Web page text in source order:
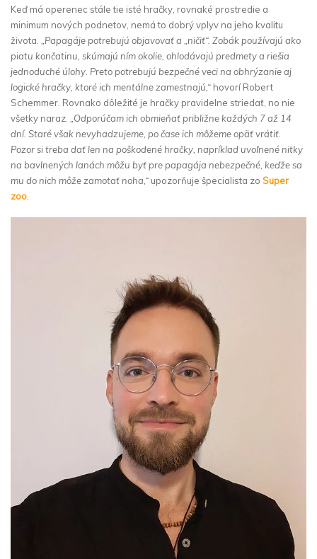
Keď má operenec stále tie isté hračky, rovnaké prostredie a
minimum nových podnetov, nemá to dobrý vplyv na jeho kvalitu
života.
„Papagáje potrebujú objavovať a „ničiť“. Zobák používajú ako
piatu končatinu, skúmajú ním okolie, ohlodávajú predmety a riešia
jednoduché úlohy. Preto potrebujú bezpečné veci na obhrýzanie aj
logické hračky, ktoré ich mentálne zamestnajú,“ hovorí Robert
Schemmer. Rovnako dôležité je hračky pravidelne striedať, no nie
všetky naraz.
„Odporúčam ich obmieňať približne každých 7 až 14
dní. Staré však nevyhadzujeme, po čase ich môžeme opäť vrátiť.
Pozor si treba dať len na poškodené hračky, napríklad uvoľnené nitky
na bavlnených lanách môžu byť pre papagája nebezpečné, keďže sa
mu do nich môže zamotať noha,“ upozorňuje špecialista zo Super
zoo